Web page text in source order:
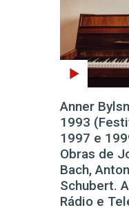
Anner
1993
1997 e
Obras de
Bach,
Schubert.
Rádio e